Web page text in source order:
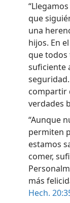
que
una
hijos. En
que
suficiente
compartir
verdades
“Aunque
permiten
estamos
comer,
más
Hech.